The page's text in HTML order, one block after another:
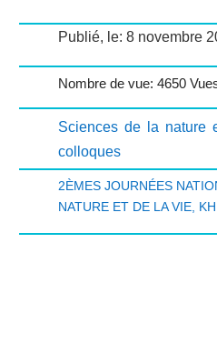
Publié, le: 8 novembre
Nombre de vue: 4650
Sciences de la nature
colloques
2ÈMES JOURNÉES
NATURE ET DE LA VIE,